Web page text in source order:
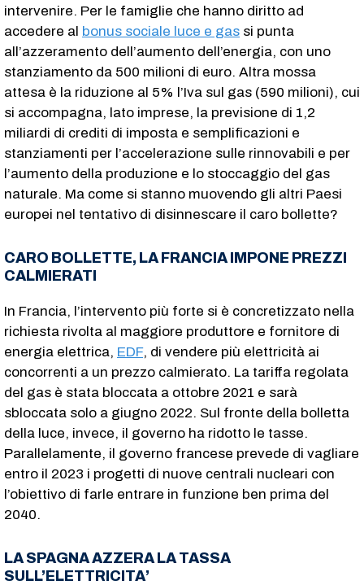
intervenire. Per le famiglie che hanno diritto ad
accedere al bonus sociale luce e gas si punta
all’azzeramento dell’aumento dell’energia, con uno
stanziamento da 500 milioni di euro. Altra mossa
attesa è la riduzione al 5% l’Iva sul gas (590 milioni), cui
si accompagna, lato imprese, la previsione di 1,2
miliardi di crediti di imposta e semplificazioni e
stanziamenti per l’accelerazione sulle rinnovabili e per
l’aumento della produzione e lo stoccaggio del gas
naturale. Ma come si stanno muovendo gli altri Paesi
europei nel tentativo di disinnescare il caro bollette?
CARO BOLLETTE, LA FRANCIA IMPONE PREZZI
CALMIERATI
In Francia, l’intervento più forte si è concretizzato nella
richiesta rivolta al maggiore produttore e fornitore di
energia elettrica, EDF, di vendere più elettricità ai
concorrenti a un prezzo calmierato. La tariffa regolata
del gas è stata bloccata a ottobre 2021 e sarà
sbloccata solo a giugno 2022. Sul fronte della bolletta
della luce, invece, il governo ha ridotto le tasse.
Parallelamente, il governo francese prevede di vagliare
entro il 2023 i progetti di nuove centrali nucleari con
l’obiettivo di farle entrare in funzione ben prima del
2040.
LA SPAGNA AZZERA LA TASSA
SULL’ELETTRICITA’